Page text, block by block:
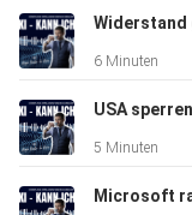
schlechten
Resultaten.
Warum? Weil KI
Bedeutung,
6 Minuten
5 Minuten